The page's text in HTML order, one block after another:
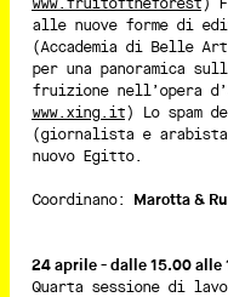
www.fruitoftheforest )
alle nuove forme di
(Accademia di Belle
per una panoramica
fruizione nell’opera
www.xing.it ) Lo spam
(giornalista e
nuovo Egitto.
Coordinano: Marotta &
24 aprile - dalle 15.00 alle
Quarta sessione di